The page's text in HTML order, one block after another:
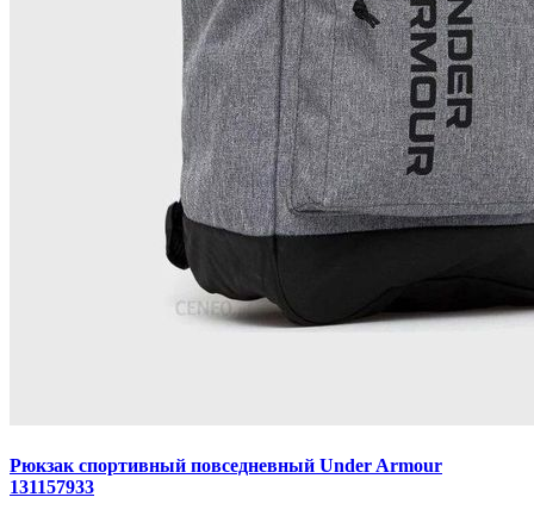
Рюкзак спортивный повседневный Under Armour
131157933